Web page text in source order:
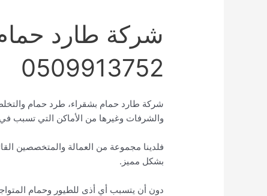
شركة طارد
0509913752
شركة طارد حمام بشقراء، طرد حمام
والشرفات وغيرها من الأماكن التي تسبب
فلدينا مجموعة من العمالة والمتخصصين
بشكل مميز.
دون أن يتسبب أي أذى للطيور وحمام